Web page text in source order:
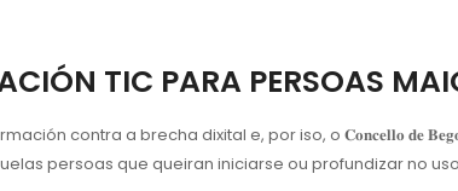
TIC PARA PERSOAS
contra a brecha dixital e, por iso, o 𝐂𝐨𝐧𝐜𝐞𝐥𝐥𝐨 𝐝𝐞
persoas que queiran iniciarse ou profundizar no